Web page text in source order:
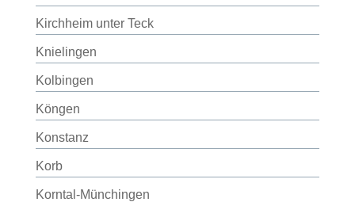
Kirchheim unter Teck
Knielingen
Kolbingen
Köngen
Konstanz
Korb
Korntal-Münchingen